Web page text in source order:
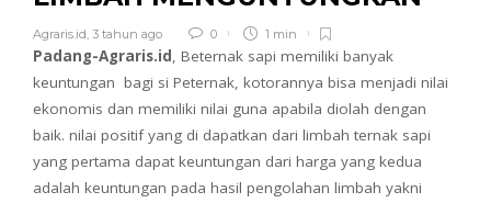
Agraris.id, 3 tahun ago 0 1 min
Padang-Agraris.id, Beternak sapi memiliki banyak
keuntungan bagi si Peternak, kotorannya bisa menjadi nilai
ekonomis dan memiliki nilai guna apabila diolah dengan
baik. nilai positif yang di dapatkan dari limbah ternak sapi
yang pertama dapat keuntungan dari harga yang kedua
adalah keuntungan pada hasil pengolahan limbah yakni